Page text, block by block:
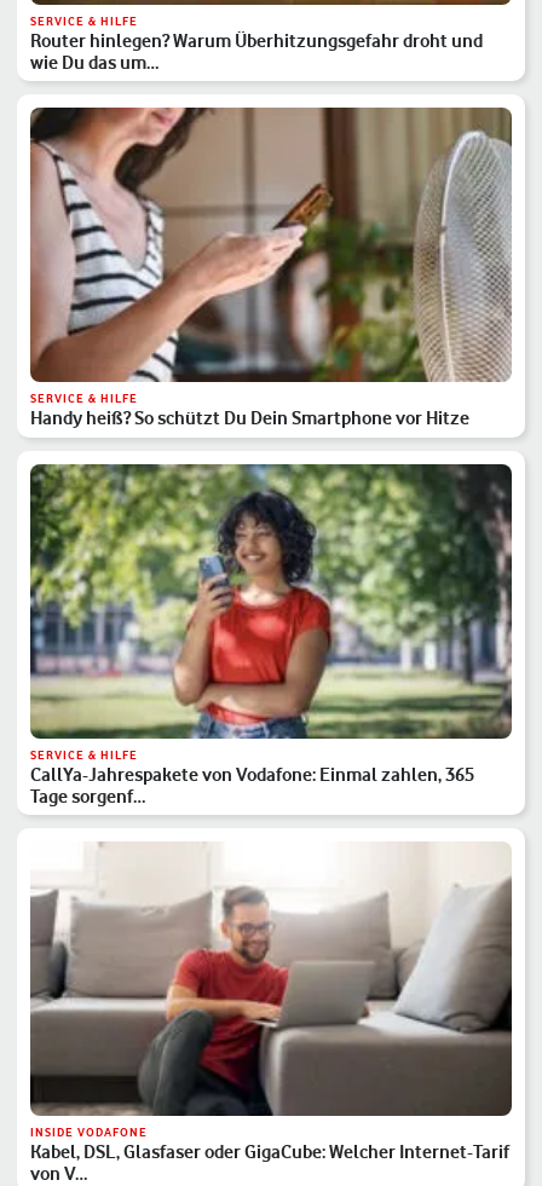
SERVICE & HILFE
Router hinlegen? Warum Überhitzungsgefahr droht und
wie Du das um…
SERVICE & HILFE
Handy heiß? So schützt Du Dein Smartphone vor Hitze
SERVICE & HILFE
CallYa-Jahrespakete von Vodafone: Einmal zahlen, 365
Tage sorgenf…
INSIDE VODAFONE
Kabel, DSL, Glasfaser oder GigaCube: Welcher Internet-Tarif
von V…